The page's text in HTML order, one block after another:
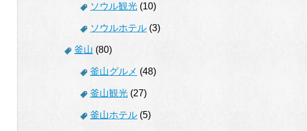
ソウル観光 (10)
ソウルホテル (3)
釜山 (80)
釜山グルメ (48)
釜山観光 (27)
釜山ホテル (5)